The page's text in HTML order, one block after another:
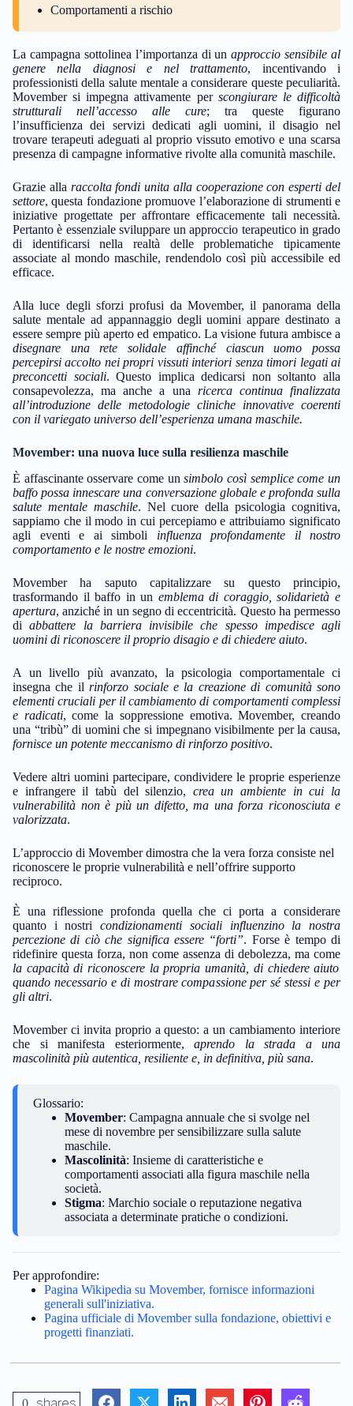
Comportamenti a rischio
La campagna sottolinea l’importanza di un approccio sensibile al
genere nella diagnosi e nel trattamento, incentivando i
professionisti della salute mentale a considerare queste peculiarità.
Movember si impegna attivamente per scongiurare le difficoltà
strutturali nell’accesso alle cure; tra queste figurano
l’insufficienza dei servizi dedicati agli uomini, il disagio nel
trovare terapeuti adeguati al proprio vissuto emotivo e una scarsa
presenza di campagne informative rivolte alla comunità maschile.
Grazie alla raccolta fondi unita alla cooperazione con esperti del
settore, questa fondazione promuove l’elaborazione di strumenti e
iniziative progettate per affrontare efficacemente tali necessità.
Pertanto è essenziale sviluppare un approccio terapeutico in grado
di identificarsi nella realtà delle problematiche tipicamente
associate al mondo maschile, rendendolo così più accessibile ed
efficace.
Alla luce degli sforzi profusi da Movember, il panorama della
salute mentale ad appannaggio degli uomini appare destinato a
essere sempre più aperto ed empatico. La visione futura ambisce a
disegnare una rete solidale affinché ciascun uomo possa
percepirsi accolto nei propri vissuti interiori senza timori legati ai
preconcetti sociali. Questo implica dedicarsi non soltanto alla
consapevolezza, ma anche a una ricerca continua finalizzata
all’introduzione delle metodologie cliniche innovative coerenti
con il variegato universo dell’esperienza umana maschile.
Movember: una nuova luce sulla resilienza maschile
È affascinante osservare come un simbolo così semplice come un
baffo possa innescare una conversazione globale e profonda sulla
salute mentale maschile. Nel cuore della psicologia cognitiva,
sappiamo che il modo in cui percepiamo e attribuiamo significato
agli eventi e ai simboli influenza profondamente il nostro
comportamento e le nostre emozioni.
Movember ha saputo capitalizzare su questo principio,
trasformando il baffo in un emblema di coraggio, solidarietà e
apertura, anziché in un segno di eccentricità. Questo ha permesso
di abbattere la barriera invisibile che spesso impedisce agli
uomini di riconoscere il proprio disagio e di chiedere aiuto.
A un livello più avanzato, la psicologia comportamentale ci
insegna che il rinforzo sociale e la creazione di comunità sono
elementi cruciali per il cambiamento di comportamenti complessi
e radicati, come la soppressione emotiva. Movember, creando
una “tribù” di uomini che si impegnano visibilmente per la causa,
fornisce un potente meccanismo di rinforzo positivo.
Vedere altri uomini partecipare, condividere le proprie esperienze
e infrangere il tabù del silenzio, crea un ambiente in cui la
vulnerabilità non è più un difetto, ma una forza riconosciuta e
valorizzata.
L’approccio di Movember dimostra che la vera forza consiste nel
riconoscere le proprie vulnerabilità e nell’offrire supporto
reciproco.
È una riflessione profonda quella che ci porta a considerare
quanto i nostri condizionamenti sociali influenzino la nostra
percezione di ciò che significa essere “forti”. Forse è tempo di
ridefinire questa forza, non come assenza di debolezza, ma come
la capacità di riconoscere la propria umanità, di chiedere aiuto
quando necessario e di mostrare compassione per sé stessi e per
gli altri.
Movember ci invita proprio a questo: a un cambiamento interiore
che si manifesta esteriormente, aprendo la strada a una
mascolinità più autentica, resiliente e, in definitiva, più sana.
Glossario:
Movember: Campagna annuale che si svolge nel
mese di novembre per sensibilizzare sulla salute
maschile.
Mascolinità: Insieme di caratteristiche e
comportamenti associati alla figura maschile nella
società.
Stigma: Marchio sociale o reputazione negativa
associata a determinate pratiche o condizioni.
Per approfondire:
Pagina Wikipedia su Movember, fornisce informazioni
generali sull'iniziativa.
Pagina ufficiale di Movember sulla fondazione, obiettivi e
progetti finanziati.
0 shares